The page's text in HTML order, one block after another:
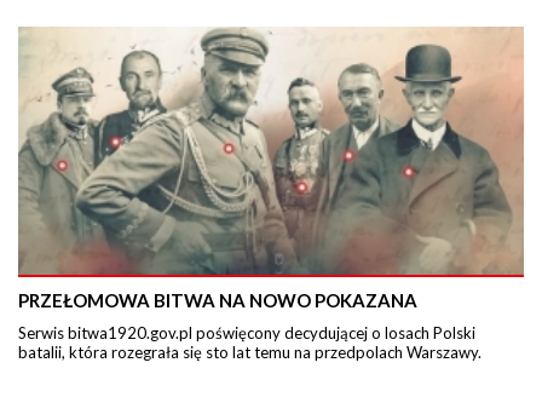
PRZEŁOMOWA BITWA NA NOWO POKAZANA
Serwis bitwa1920.gov.pl poświęcony decydującej o losach Polski
batalii, która rozegrała się sto lat temu na przedpolach Warszawy.